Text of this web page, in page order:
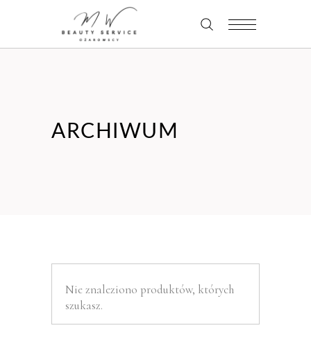
ARCHIWUM
Nie znaleziono produktów, których
szukasz.